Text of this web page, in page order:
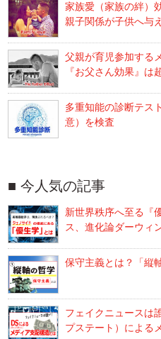
家族愛（家族の絆）
親子関係が子供へ与
父親が育児参加する
『お父さん効果』は
多重知能の診断テス
意）を検査
今人気の記事
新世界秩序へ至る『
ス、進化論ダーウィ
保守主義とは？「縦
フェイクニュースは
プステート）による